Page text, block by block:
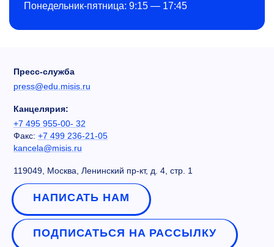
Понедельник-пятница: 9:15 — 17:45
Пресс-служба
press@edu.misis.ru
Канцелярия:
+7 495 955-00- 32
Факс: +7 499 236-21-05
kancela@misis.ru
119049, Москва, Ленинский пр-кт, д. 4, стр. 1
НАПИСАТЬ НАМ
ПОДПИСАТЬСЯ НА РАССЫЛКУ